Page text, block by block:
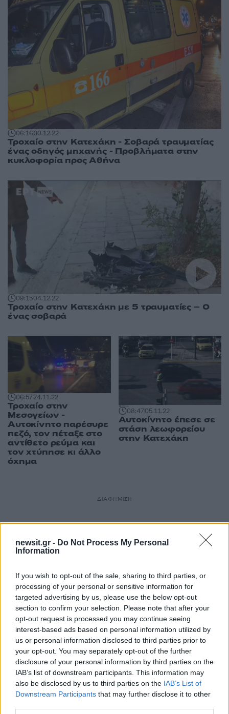
newsit.gr - Do Not Process My Personal
Information
If you wish to opt-out of the sale, sharing to third parties, or
processing of your personal or sensitive information for
targeted advertising by us, please use the below opt-out
section to confirm your selection. Please note that after your
opt-out request is processed you may continue seeing
interest-based ads based on personal information utilized by
us or personal information disclosed to third parties prior to
your opt-out. You may separately opt-out of the further
disclosure of your personal information by third parties on the
IAB’s list of downstream participants. This information may
also be disclosed by us to third parties on the IAB’s List of
Downstream Participants that may further disclose it to other
06:1630.12.22
Τροχαίο στην Κατεχάκη - Σοβαρά τραυματίας
ένας οδηγός μηχανής - Προβλήματα στην
κυκλοφορία προς Αθήνα
09:1504.12.22
Τροχαίο στην Κατεχάκη με 5 τραυματίες – Ο
ένας σοβαρά
06:5724.11.22
Τροχαίο στην
Μεσογείων -
Αυτοκίνητο παρέσυρε
πεζό, τον πέταξε στο
αντίθετο ρεύμα και
τον χτύπησε κι άλλο
όχημα
08:4705.11.22
Αυτοκίνητο έπεσε σε
στάση λεωφορείου
στην Κατεχάκη
ΔΙΑΦΗΜΙΣΗ